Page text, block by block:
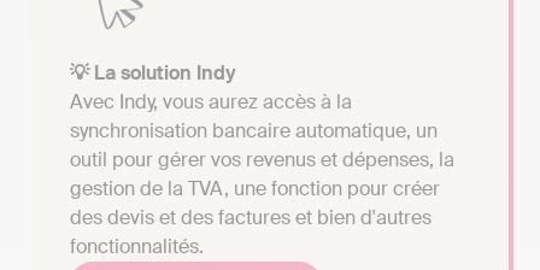
💡 La solution Indy
Avec Indy, vous aurez accès à la
synchronisation bancaire automatique, un
outil pour gérer vos revenus et dépenses, la
gestion de la TVA, une fonction pour créer
des devis et des factures et bien d'autres
fonctionnalités.